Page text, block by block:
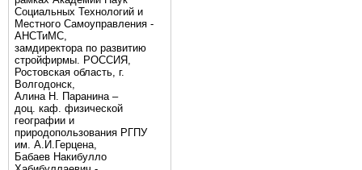
Социальных Технологий и
Местного Самоуправления -
АНСТиМС,
замдиректора по развитию
стройфирмы. РОССИЯ,
Ростовская область, г.
Волгодонск,
Алина Н. Паранина –
доц. каф. физической
географии и
природопользования РГПУ
им. А.И.Герцена,
Бабаев Накибулло